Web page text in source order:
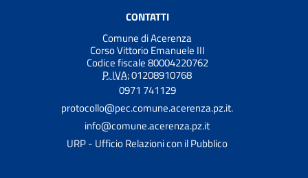
CONTATTI
Comune di Acerenza
Corso Vittorio Emanuele III
Codice fiscale 80004220762
P. IVA:01208910768
0971 741129
protocollo@pec.comune.acerenza.pz.it.
info@comune.acerenza.pz.it
URP - Ufficio Relazioni con il Pubblico